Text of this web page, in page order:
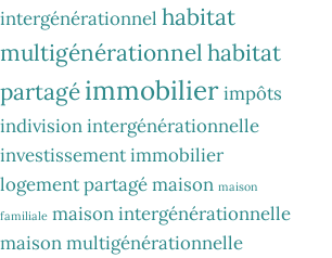
intergénérationnel habitat
multigénérationnelhabitat
partagéimmobilierimpôts
indivisionintergénérationnelle
investissement immobilier
logement partagémaison maison
familiale maison intergénérationnelle
maison multigénérationnelle